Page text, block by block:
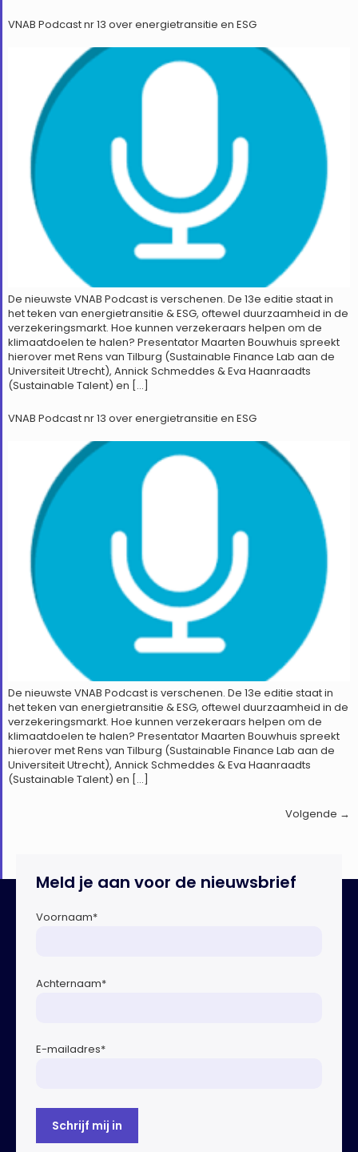
VNAB Podcast nr 13 over energietransitie en ESG
De nieuwste VNAB Podcast is verschenen. De 13e editie staat in
het teken van energietransitie & ESG, oftewel duurzaamheid in de
verzekeringsmarkt. Hoe kunnen verzekeraars helpen om de
klimaatdoelen te halen? Presentator Maarten Bouwhuis spreekt
hierover met Rens van Tilburg (Sustainable Finance Lab aan de
Universiteit Utrecht), Annick Schmeddes & Eva Haanraadts
(Sustainable Talent) en […]
VNAB Podcast nr 13 over energietransitie en ESG
De nieuwste VNAB Podcast is verschenen. De 13e editie staat in
het teken van energietransitie & ESG, oftewel duurzaamheid in de
verzekeringsmarkt. Hoe kunnen verzekeraars helpen om de
klimaatdoelen te halen? Presentator Maarten Bouwhuis spreekt
hierover met Rens van Tilburg (Sustainable Finance Lab aan de
Universiteit Utrecht), Annick Schmeddes & Eva Haanraadts
(Sustainable Talent) en […]
Volgende →
Meld je aan voor de nieuwsbrief
Voornaam*
Achternaam*
E-mailadres*